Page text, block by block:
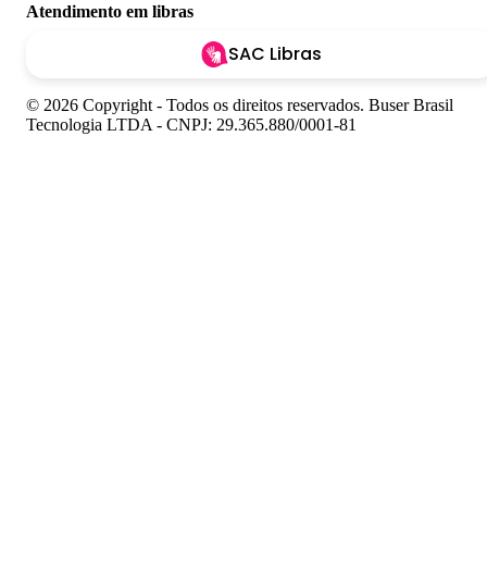
Atendimento em libras
SAC Libras
© 2026 Copyright - Todos os direitos reservados. Buser Brasil
Tecnologia LTDA - CNPJ: 29.365.880/0001-81